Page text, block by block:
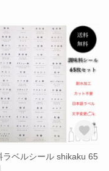
ラベルシール shikaku 65